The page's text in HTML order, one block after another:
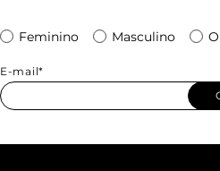
Feminino Masculino
E-mail*